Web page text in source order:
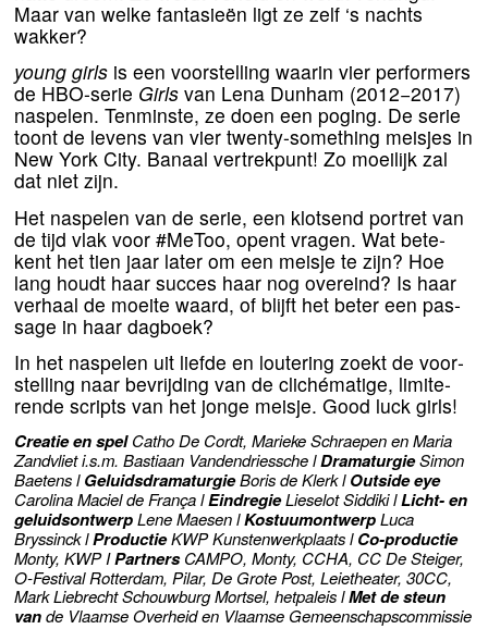
Maar van wel­ke fan­ta­sie­ën ligt ze zelf ‘s nachts
wakker?
young girls is een voor­stel­ling waar­in vier per­for­mers
de HBO-serie Girls van Lena Dunham (2012−2017)
naspe­len. Tenminste, ze doen een poging. De serie
toont de levens van vier twen­ty-some­thing meis­jes in
New York City. Banaal ver­trek­punt! Zo moei­lijk zal
dat niet zijn.
Het naspe­len van de serie, een klot­send por­tret van
de tijd vlak voor #MeToo, opent vra­gen. Wat bete­
kent het tien jaar later om een meis­je te zijn? Hoe
lang houdt haar suc­ces haar nog over­eind? Is haar
ver­haal de moei­te waard, of blijft het beter een pas­
sa­ge in haar dagboek?
In het naspe­len uit lief­de en lou­te­ring zoekt de voor­
stel­ling naar bevrij­ding van de cli­ché­ma­ti­ge, limi­te­
ren­de scripts van het jon­ge meis­je. Good luck girls!
Creatie en spelCatho De Cordt, Marieke Schraepen en Maria
Zandvliet i.s.m. Bastiaan Vandendriessche lDramaturgieSimon
Baetens lGeluidsdramaturgieBoris de Klerk lOutside eye
Carolina Maciel de França lEindregieLieselot Siddiki lLicht- en
geluids­ont­werpLene Maesen lKostuumontwerpLuca
Bryssinck lProductieKWPKunstenwerkplaats lCo-pro­duc­tie
Monty,KWPIPartners CAMPO, Monty, CCHA, CCDe Steiger,
O‑Festival Rotterdam, Pilar, De Grote Post, Leietheater,30CC,
Mark Liebrecht Schouwburg Mortsel, het­pa­leis lMet de steun
vande Vlaamse Overheid en Vlaamse Gemeenschapscommissie